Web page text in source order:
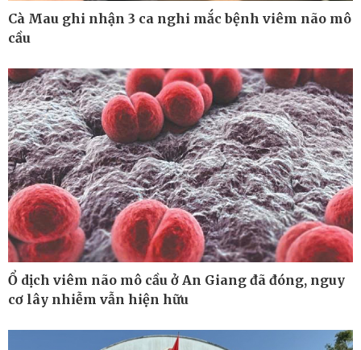
Kinh tế
Bất động sản
Khởi nghiệp
Thị trường
Giá vàng
Chứng khoán
Giá cà phê
Cà Mau ghi nhận 3 ca nghi mắc bệnh viêm não mô
cầu
Ổ dịch viêm não mô cầu ở An Giang đã đóng, nguy
cơ lây nhiễm vẫn hiện hữu